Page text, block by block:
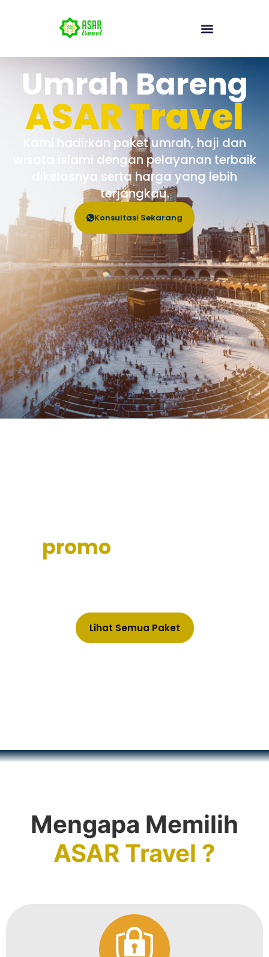
Umrah Bareng
ASAR Travel
Kami hadirkan paket umrah, haji dan
wisata islami dengan pelayanan terbaik
dikelasnya serta harga yang lebih
terjangkau.
Konsultasi Sekarang
promo
Lihat Semua Paket
Mengapa Memilih
ASAR Travel ?